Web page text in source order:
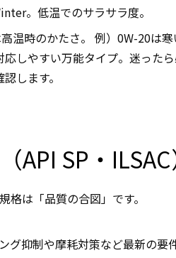
。低温でのサラサラ度。
温時のかたさ。 例） 0W-20は
応しやすい万能タイプ。迷った
します。
API SP・
格は「品質の合図」です。
グ抑制や摩耗対策など最新の要